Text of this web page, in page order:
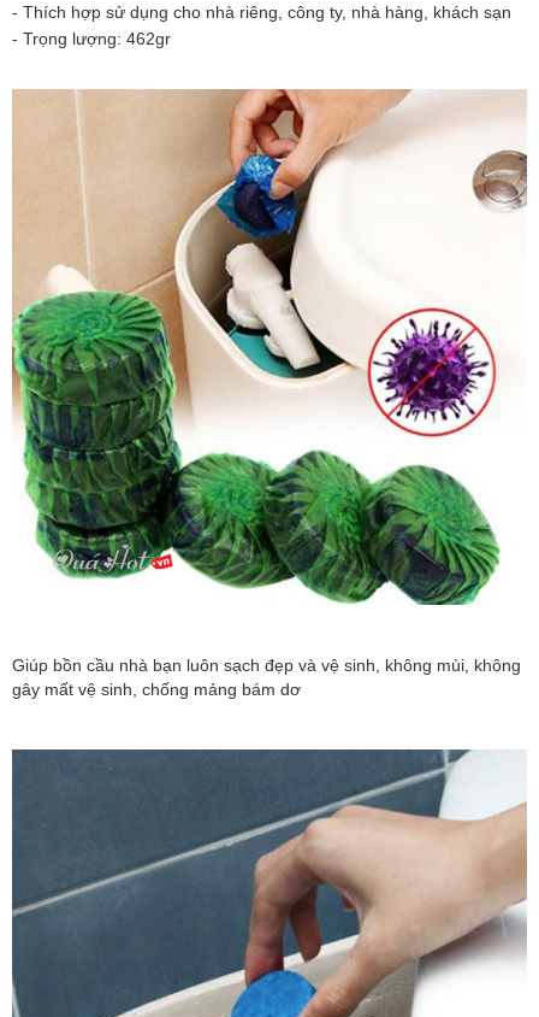
- Thích hợp sử dụng cho nhà riêng, công ty, nhà hàng, khách sạn
- Trọng lượng: 462gr
Giúp bồn cầu nhà bạn luôn sạch đẹp và vệ sinh, không mùi, không
gây mất vệ sinh, chống mảng bám dơ